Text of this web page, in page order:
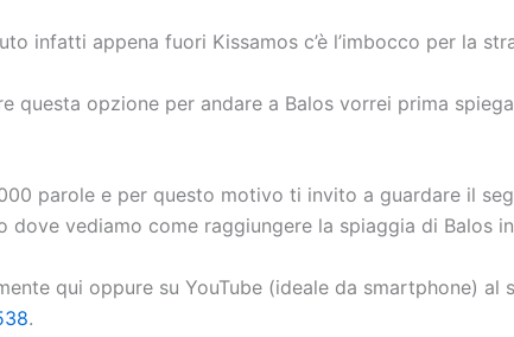
infatti appena fuori Kissamos c’è l’imbocco per la
questa opzione per andare a Balos vorrei prima
parole e per questo motivo ti invito a guardare il
dove vediamo come raggiungere la spiaggia di Balos
qui oppure su YouTube (ideale da smartphone) al
.